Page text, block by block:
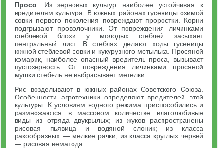
Просо . Из зерновых культур наиболее устойчивая к
вредителям культура. В южных районах гусеницы озимой
совки первого поколения повреждают проростки. Корни
подгрызают проволочники. От повреждения личинками
стеблевой блохи у молодых стеблей засыхает
центральный лист. В стеблях делают ходы гусеницы
южной стеблевой совки и кукурузного мотылька. Просяной
комарик, наиболее опасный вредитель проса, вызывает
пусгозерность. От повреждения личинками просяной
мушки стебель не выбрасывает метелки.
Рис возделывают в южных районах Советского Союза.
Особенности агротехники определяют вредителей этой
культуры. К условиям водного режима приспособились и
размножаются в массовом количестве влаголюбивые
виды из отряда двукрылых; из жуков распространены
рисовая пьявица и водяной слоник; из класса
ракообразных — мелкие рачки; из класса круглых червей
— рисовая нематода.